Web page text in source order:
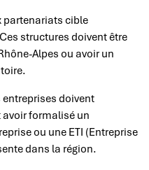
partenariats cible
structures doivent être
Alpes ou avoir un
entreprises doivent
formalisé un
ou une ETI (Entreprise
dans la région.